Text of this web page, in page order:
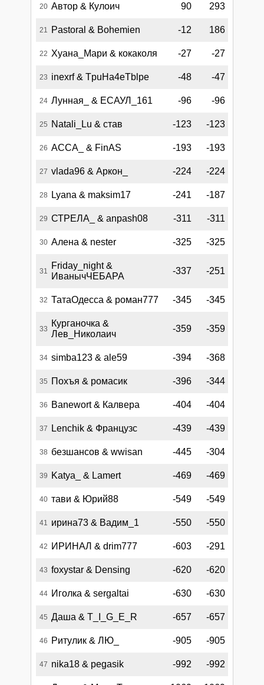
20 Автор & Кулоич 90 293
21 Pastoral & Bohemien -12 186
22 Хуана_Мари & кокаколя -27 -27
23 inexrf & TpuHa4eTblpe -48 -47
24 Лунная_ & ЕСАУЛ_161 -96 -96
25 Natali_Lu & став -123 -123
26 АССА_ & FinAS -193 -193
27 vlada96 & Аркон_ -224 -224
28 Lyana & maksim17 -241 -187
29 СТРЕЛА_ & anpash08 -311 -311
30 Алена & nester -325 -325
31
Friday_night &
ИванычЧЕБАРА
-337 -251
32 ТатаОдесса & роман777 -345 -345
33
Курганочка &
Лев_Николаич
-359 -359
34 simba123 & ale59 -394 -368
35 Похъя & ромасик -396 -344
36 Banewort & Калвера -404 -404
37 Lenchik & Французс -439 -439
38 безшансов & wwisan -445 -304
39 Katya_ & Lamert -469 -469
40 тави & Юрий88 -549 -549
41 ирина73 & Вадим_1 -550 -550
42 ИРИНАЛ & drim777 -603 -291
43 foxystar & Densing -620 -620
44 Иголка & sergaltai -630 -630
45 Даша & T_I_G_E_R -657 -657
46 Ритулик & ЛЮ_ -905 -905
47 nika18 & pegasik -992 -992